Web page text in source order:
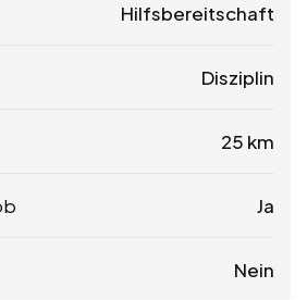
Hilfsbereitschaft
Disziplin
25 km
Ja
Nein